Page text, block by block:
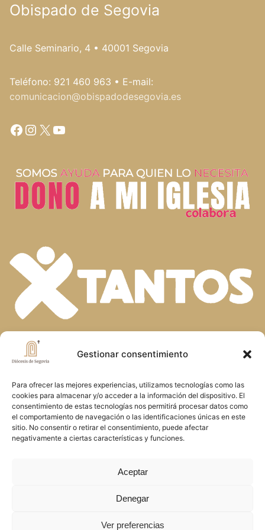
Gestionar consentimiento
Para ofrecer las mejores experiencias, utilizamos tecnologías como las
cookies para almacenar y/o acceder a la información del dispositivo. El
consentimiento de estas tecnologías nos permitirá procesar datos como
el comportamiento de navegación o las identificaciones únicas en este
sitio. No consentir o retirar el consentimiento, puede afectar
negativamente a ciertas características y funciones.
Aceptar
Denegar
Ver preferencias
Obispado de Segovia
Calle Seminario, 4 • 40001 Segovia
Teléfono: 921 460 963 • E-mail:
comunicacion@obispadodesegovia.es
Facebook
Instagram
X YouTube
En la diversidad de dones que el Espíritu
la riqueza de nuestra fe. Unidos en la
oración y el servicio, construimos juntos
el Reino de Dios en Segovia, reflejando
el amor y la misericordia de Cristo
Copyright © 2026 Diócesis de Segovia